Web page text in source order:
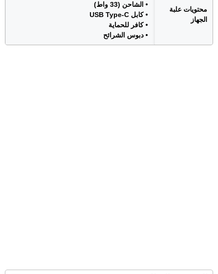
محتويات علبة
الجهاز
• الشاحن (33 واط)
• كابل USB Type-C
• كافر للحماية
• دبوس الشرائح